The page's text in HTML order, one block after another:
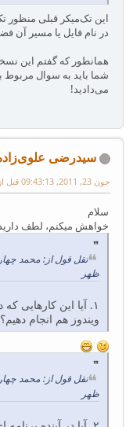
این تک‌میکر قبلی
در نام فایل یا مسیر آن
همانطور که گفتم این
شما باید به سوال مربوط
می‌دادید!
سیدرضی
جون 23, 2011, 09:43:13 قبل از ظهر
سلام
خواهش میکنم، لطف
ظهر
ویندوز هم انجام دهیم؟
ظهر